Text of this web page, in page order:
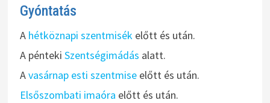
Gyóntatás
A hétköznapi szentmisékelőtt és után.
A pénteki Szentségimádás alatt.
Avasárnap esti szentmiseelőtt és után.
Elsőszombati imaóra előtt és után.